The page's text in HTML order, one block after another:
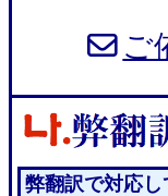
ご
弊翻訳で対応し